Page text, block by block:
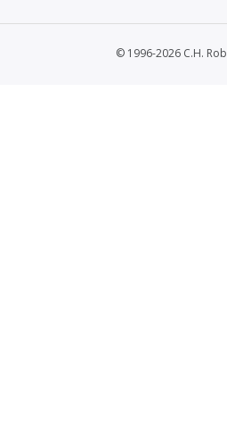
© 1996-2026 C.H.